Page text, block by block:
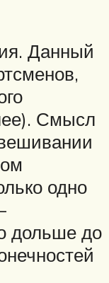
Данный
Смысл
одно
дольше до